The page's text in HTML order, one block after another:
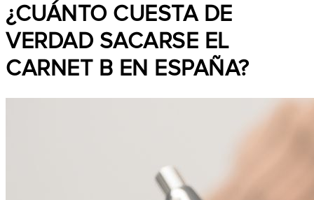
¿CUÁNTO CUESTA DE
VERDAD SACARSE EL
CARNET B EN ESPAÑA?